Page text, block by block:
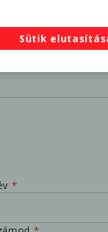
Sütik
*